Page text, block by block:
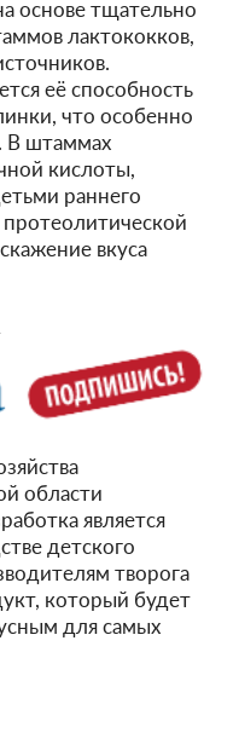
основе тщательно
лактококков,
её способность
что особенно
В штаммах
кислоты,
раннего
вкуса
области
является
детского
творога
который будет
для самых